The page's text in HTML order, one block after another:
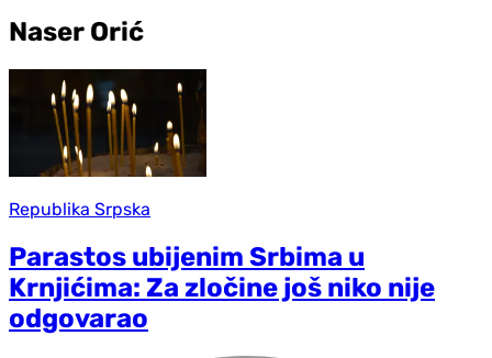
Naser Orić
Republika Srpska
Parastos ubijenim Srbima u
Krnjićima: Za zločine još niko nije
odgovarao